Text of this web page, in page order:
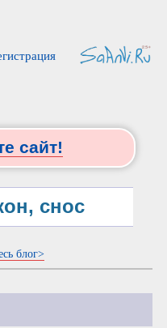
сайт!
снос
блог>